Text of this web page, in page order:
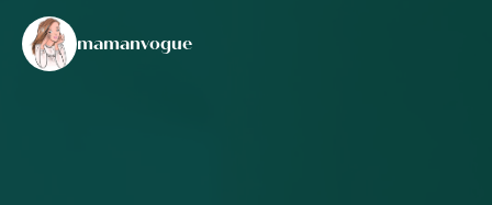
mamanvogue